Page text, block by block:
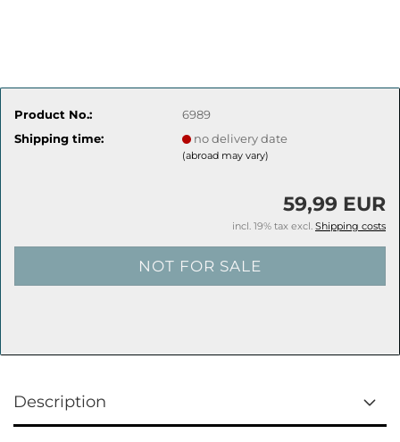
Product No.:
6989
Shipping time:
no delivery date
(abroad may vary)
59,99 EUR
incl. 19% tax excl. Shipping costs
Description